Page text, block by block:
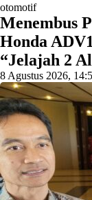
otomotif
Menembus
Honda
“Jelajah 2
8 Agustus 2026,